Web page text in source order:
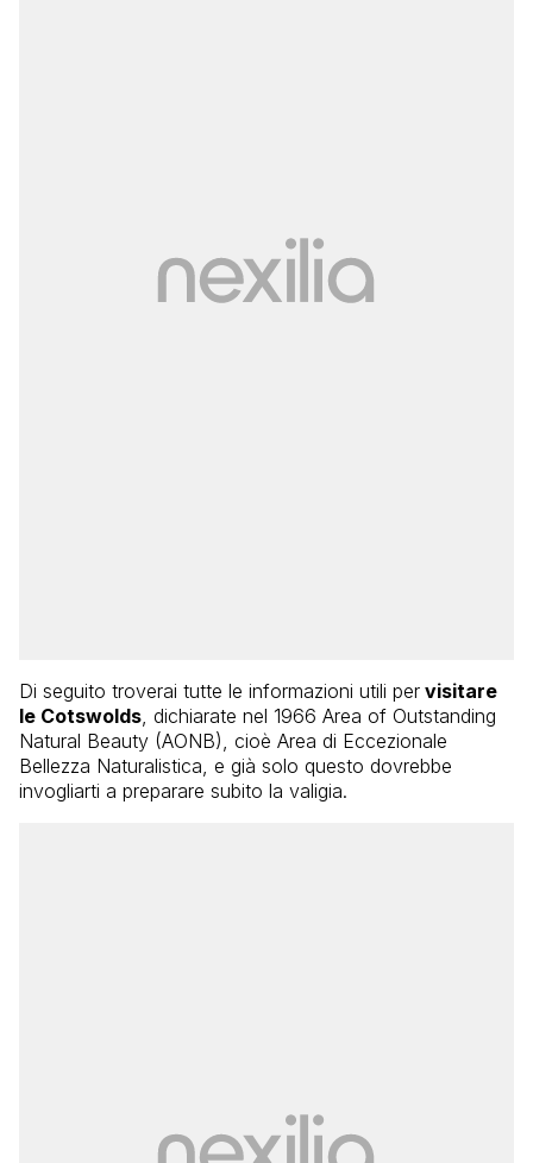
Di seguito troverai tutte le informazioni utili per visitare
le Cotswolds , dichiarate nel 1966 Area of Outstanding
Natural Beauty (AONB), cioè Area di Eccezionale
Bellezza Naturalistica, e già solo questo dovrebbe
invogliarti a preparare subito la valigia.